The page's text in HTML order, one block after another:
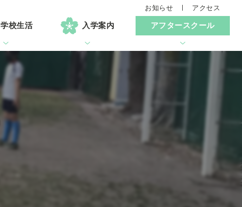
学校生活 入学案内 アフタースクール
お知らせ アクセス